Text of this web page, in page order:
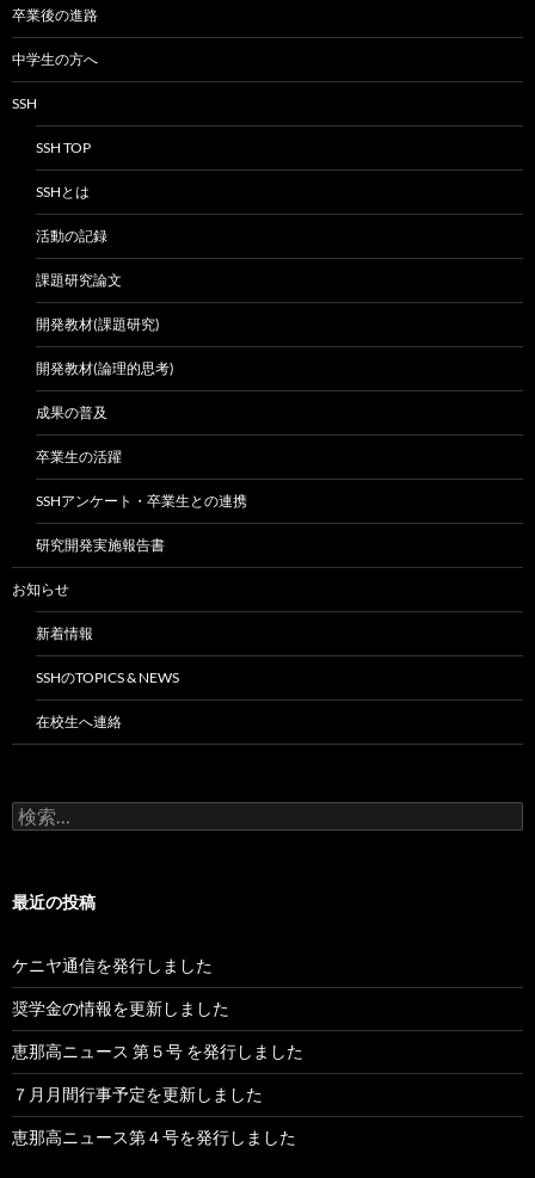
卒業後の進路
中学生の方へ
SSH
SSH TOP
SSHとは
活動の記録
課題研究論文
開発教材(課題研究)
開発教材(論理的思考)
成果の普及
卒業生の活躍
SSHアンケート・卒業生との連携
研究開発実施報告書
お知らせ
新着情報
SSHのTOPICS & NEWS
在校生へ連絡
検
索:
最近の投稿
ケニヤ通信を発行しました
奨学金の情報を更新しました
恵那高ニュース 第５号 を発行しました
７月月間行事予定を更新しました
恵那高ニュース第４号を発行しました